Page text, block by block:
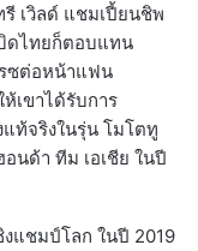
เวิลด์ แชมเปี้ยนชิพ
ดไทยก็ตอบแทน
ซต่อหน้าแฟน
เขาได้รับการ
ท้จริงในรุ่น โมโตทู
นด้า ทีม เอเชีย ในปี
แชมป์โลก ในปี 2019